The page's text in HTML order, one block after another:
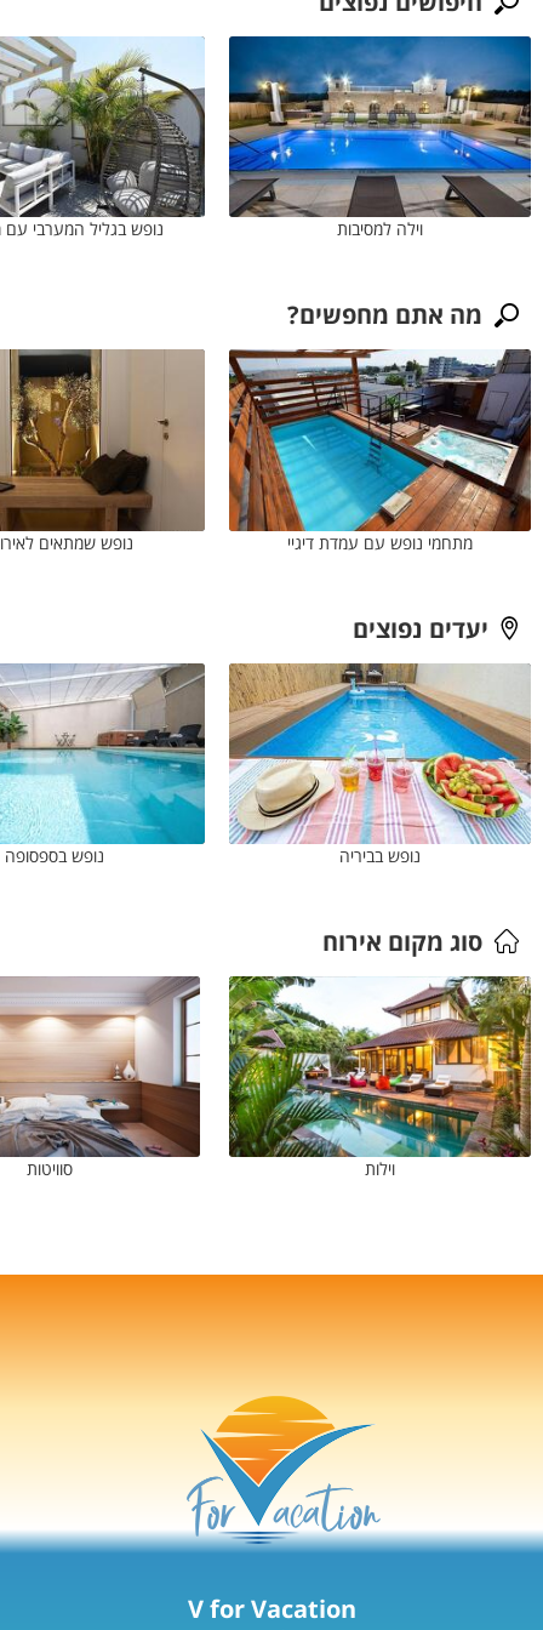
וילה למסיבות נופש בגליל המערבי
מה אתם מחפשים?
מתחמי נופש עם עמדת דיגיי נופש שמתאים
יעדים נפוצים
נופש בביריה נופש בספסופה
סוג מקום אירוח
וילות סוויטות
V for Vacation